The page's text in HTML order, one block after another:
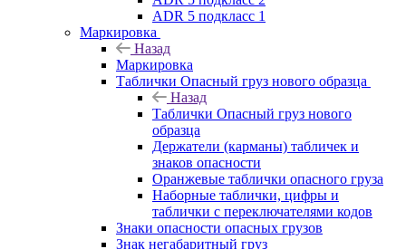
ADR 5 подкласс 1
Маркировка
Назад
Маркировка
Таблички Опасный груз нового образца
Назад
Таблички Опасный груз нового
образца
Держатели (карманы) табличек и
знаков опасности
Оранжевые таблички опасного груза
Наборные таблички, цифры и
таблички с переключателями кодов
Знаки опасности опасных грузов
Знак негабаритный груз